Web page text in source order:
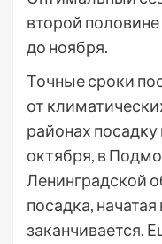
второй
до ноября.
Точные сроки
от
районах
октября, в
Ленинградской
посадка,
заканчивается.